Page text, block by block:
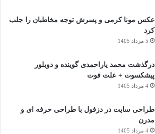
عکس مونا کرمی و پسرش توجه مخاطبان را جلب
کرد
5 مرداد 1405
درگذشت محمد یاراحمدی گوینده و دوبلور
پیشکسوت + علت فوت
4 مرداد 1405
طراحی سایت در دزفول با طراحی حرفه‌ ای و
مدرن
4 مرداد 1405